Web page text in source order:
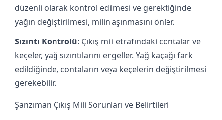
düzenli olarak kontrol edilmesi ve gerektiğinde
yağın değiştirilmesi, milin aşınmasını önler.
Sızıntı Kontrolü: Çıkış mili etrafındaki contalar ve
keçeler, yağ sızıntılarını engeller. Yağ kaçağı fark
edildiğinde, contaların veya keçelerin değiştirilmesi
gerekebilir.
Şanzıman Çıkış Mili Sorunları ve Belirtileri